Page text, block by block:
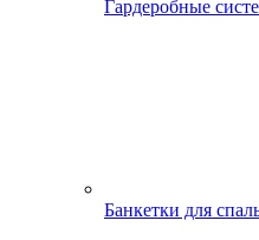
Гардеробные
Банкетки для